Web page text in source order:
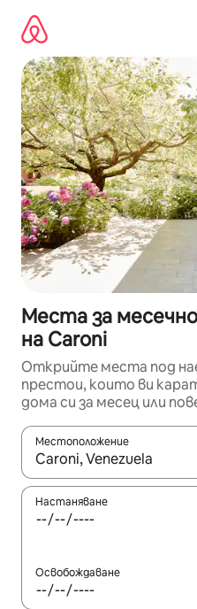
съдържанието
Места за
на Caroni
Открийте места под
престои, които ви
дома си за месец или
Местоположение
Когато резултатите се
Настаняване
Освобождаване